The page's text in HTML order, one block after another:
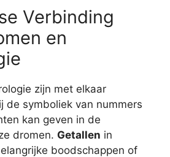
Verbinding
en
zijn met elkaar
de symboliek van nummers
kan geven in de
dromen. Getallen in
boodschappen of